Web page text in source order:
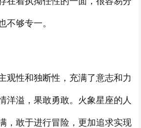
不够专一。
观性和独断性，充满了意志和力
洋溢，果敢勇敢。火象星座的人
，敢于进行冒险，更加追求实现